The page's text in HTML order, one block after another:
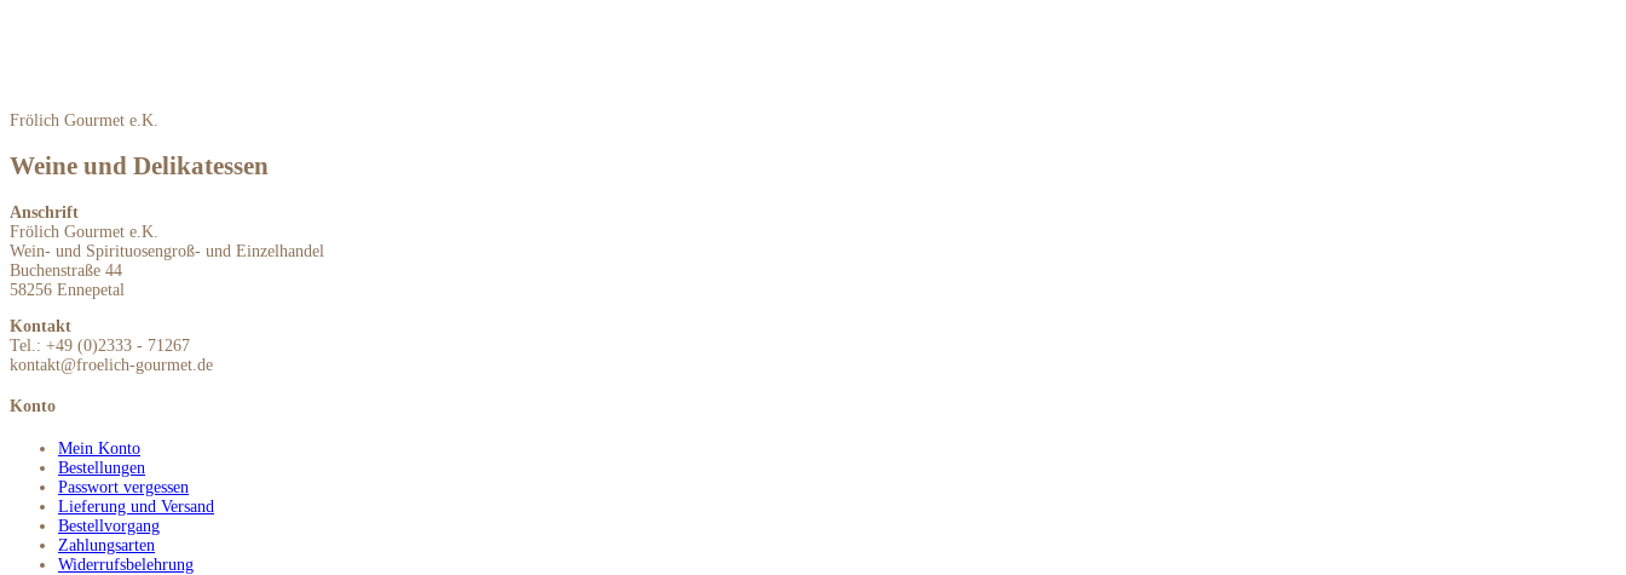
Frölich Gourmet e.K.
Weine und Delikatessen
Anschrift
Frölich Gourmet e.K.
Wein- und Spirituosengroß- und Einzelhandel
Buchenstraße 44
58256 Ennepetal
Kontakt
Tel.: +49 (0)2333 - 71267
kontakt@froelich-gourmet.de
Konto
Mein Konto
Bestellungen
Passwort vergessen
Lieferung und Versand
Bestellvorgang
Zahlungsarten
Widerrufsbelehrung